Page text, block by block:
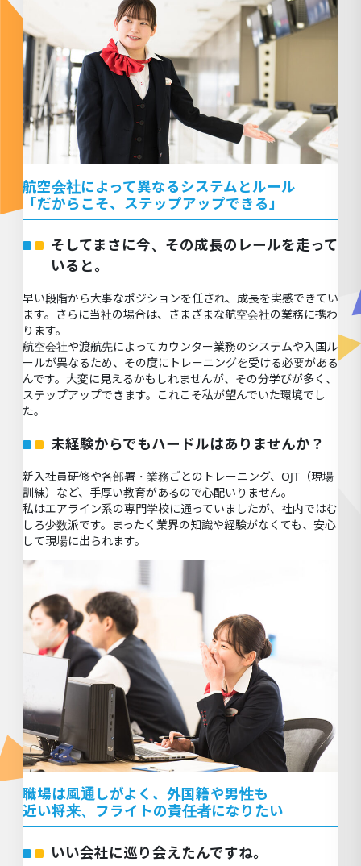
航空会社によって異なるシステムとルール
「だからこそ、ステップアップできる」
そしてまさに今、その成長のレールを走って
いると。
早い段階から大事なポジションを任され、成長を実感できてい
ます。さらに当社の場合は、さまざまな航空会社の業務に携わ
ります。
航空会社や渡航先によってカウンター業務のシステムや入国ル
ールが異なるため、その度にトレーニングを受ける必要がある
んです。大変に見えるかもしれませんが、その分学びが多く、
ステップアップできます。これこそ私が望んでいた環境でし
た。
未経験からでもハードルはありませんか？
新入社員研修や各部署・業務ごとのトレーニング、OJT（現場
訓練）など、手厚い教育があるので心配いりません。
私はエアライン系の専門学校に通っていましたが、社内ではむ
しろ少数派です。まったく業界の知識や経験がなくても、安心
して現場に出られます。
職場は風通しがよく、外国籍や男性も
近い将来、フライトの責任者になりたい
いい会社に巡り会えたんですね。